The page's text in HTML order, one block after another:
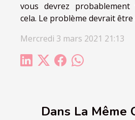
Dans La Même
vous devrez
cela. Le problème devrait être
Mercredi 3 mars 2021 21:13